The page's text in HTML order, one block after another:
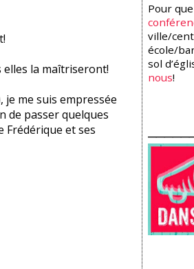
elles la maîtriseront!
me suis empressée
de passer quelques
Frédérique et ses
Pour
ville/
école/
sol
nous!